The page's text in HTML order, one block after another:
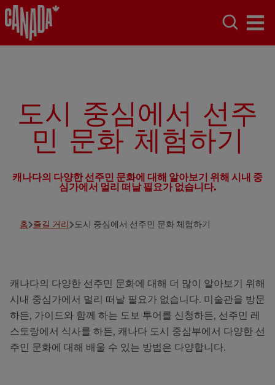
도시 중심에서 선주
민 문화 체험하기
캐나다의 다양한 선주민 문화에 대해 알아보기 위해 시내 중
심가에서 멀리 떠날 필요가 없습니다.
홈 즐길 거리 도시 중심에서 선주민 문화 체험하기
캐나다의 다양한 선주민 문화에 대해 더 많이 알아보기 위해
시내 중심가에서 멀리 떠날 필요가 없습니다. 미술관을 방문
하든, 가이드와 함께 하는 도보 투어를 신청하든, 선주민 레
스토랑에서 식사를 하든, 캐나다 도시 중심부에서 다양한 선
주민 문화에 대해 배울 수 있는 방법은 다양합니다.